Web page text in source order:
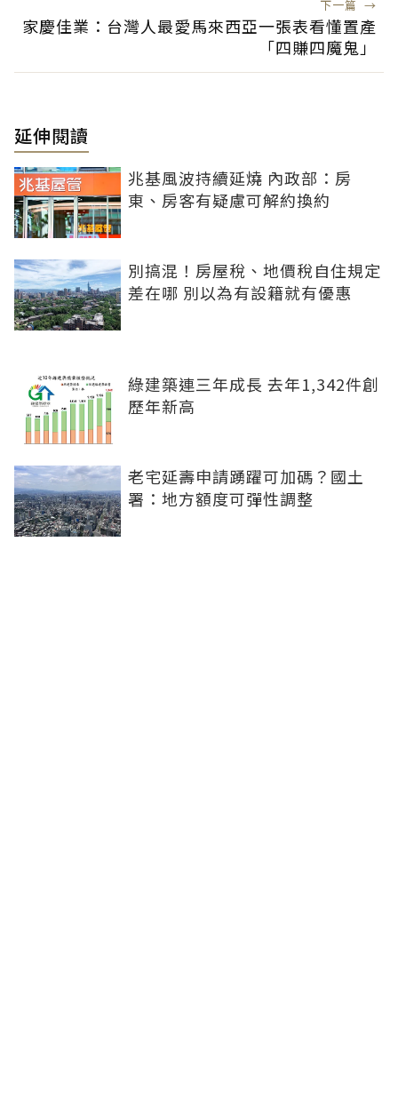
下一篇 →
家慶佳業：台灣人最愛馬來西亞一張表看懂置產
「四賺四魔鬼」
延伸閱讀
兆基風波持續延燒 內政部：房
東、房客有疑慮可解約換約
別搞混！房屋稅、地價稅自住規定
差在哪 別以為有設籍就有優惠
綠建築連三年成長 去年1,342件創
歷年新高
老宅延壽申請踴躍可加碼？國土
署：地方額度可彈性調整